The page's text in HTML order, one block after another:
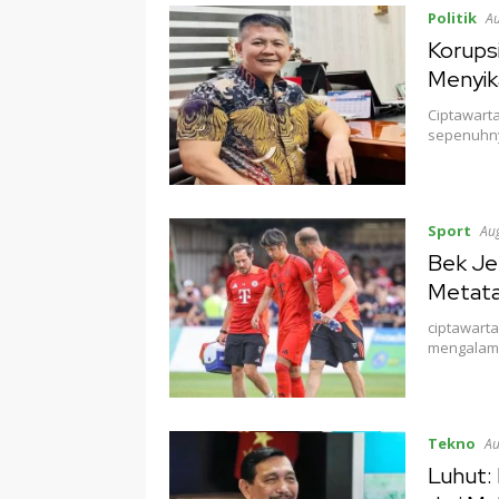
Politik
Sport
Bek
Tekno
Luhut: